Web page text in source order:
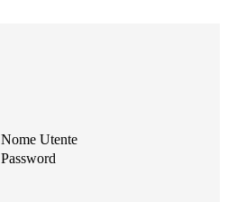
Nome Utente
Password